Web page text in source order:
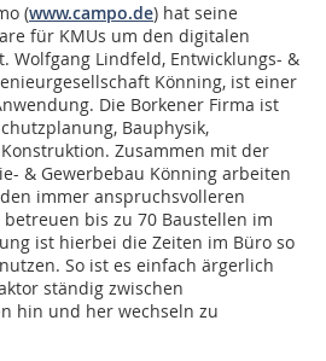
(www.campo.de) hat seine
für KMUs um den digitalen
Wolfgang Lindfeld, Entwicklungs- &
Könning, ist einer
Die Borkener Firma ist
Bauphysik,
Zusammen mit der
& Gewerbebau Könning arbeiten
immer anspruchsvolleren
bis zu 70 Baustellen im
ist hierbei die Zeiten im Büro so
So ist es einfach ärgerlich
ständig zwischen
hin und her wechseln zu